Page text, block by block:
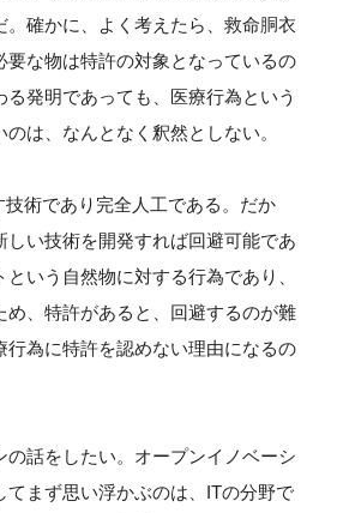
。確かに、よく考えたら、救命胴衣
要な物は特許の対象となっているの
発明であっても、医療行為という
は、なんとなく釈然としない。
術であり完全人工である。だか
しい技術を開発すれば回避可能であ
いう自然物に対する行為であり、
め、特許があると、回避するのが難
行為に特許を認めない理由になるの
の話をしたい。オープンイノベーシ
てまず思い浮かぶのは、ITの分野で